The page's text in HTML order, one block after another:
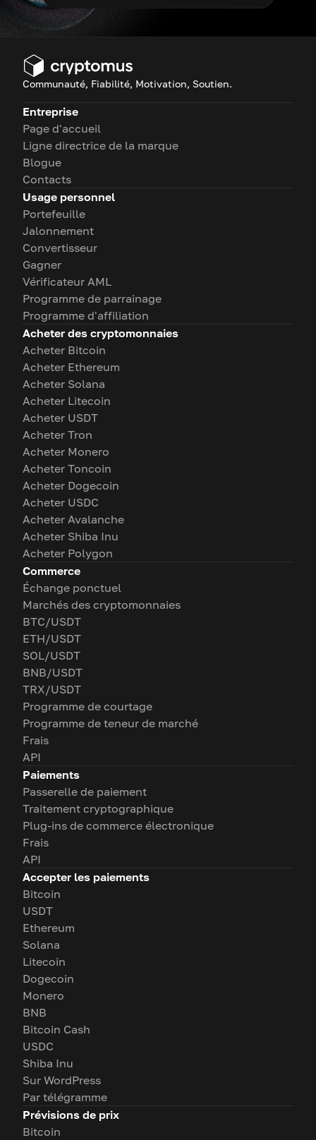
Communauté, Fiabilité, Motivation, Soutien.
Entreprise
Page d'accueil
Ligne directrice de la marque
Blogue
Contacts
Usage personnel
Portefeuille
Jalonnement
Convertisseur
Gagner
Vérificateur AML
Programme de parrainage
Programme d'affiliation
Acheter des cryptomonnaies
Acheter Bitcoin
Acheter Ethereum
Acheter Solana
Acheter Litecoin
Acheter USDT
Acheter Tron
Acheter Monero
Acheter Toncoin
Acheter Dogecoin
Acheter USDC
Acheter Avalanche
Acheter Shiba Inu
Acheter Polygon
Commerce
Échange ponctuel
Marchés des cryptomonnaies
BTC/USDT
ETH/USDT
SOL/USDT
BNB/USDT
TRX/USDT
Programme de courtage
Programme de teneur de marché
Frais
API
Paiements
Passerelle de paiement
Traitement cryptographique
Plug-ins de commerce électronique
Frais
API
Accepter les paiements
Bitcoin
USDT
Ethereum
Solana
Litecoin
Dogecoin
Monero
BNB
Bitcoin Cash
USDC
Shiba Inu
Sur WordPress
Par télégramme
Prévisions de prix
Bitcoin